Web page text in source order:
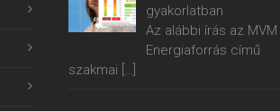
gyakorlatban
Az alábbi írás az MVM
Energiaforrás című
szakmai